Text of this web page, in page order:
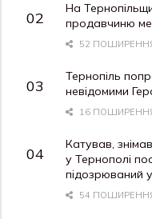
На
продавчиню
52
Тернопіль
невідомими
16
Катував,
у Тернополі
підозрюваний
54